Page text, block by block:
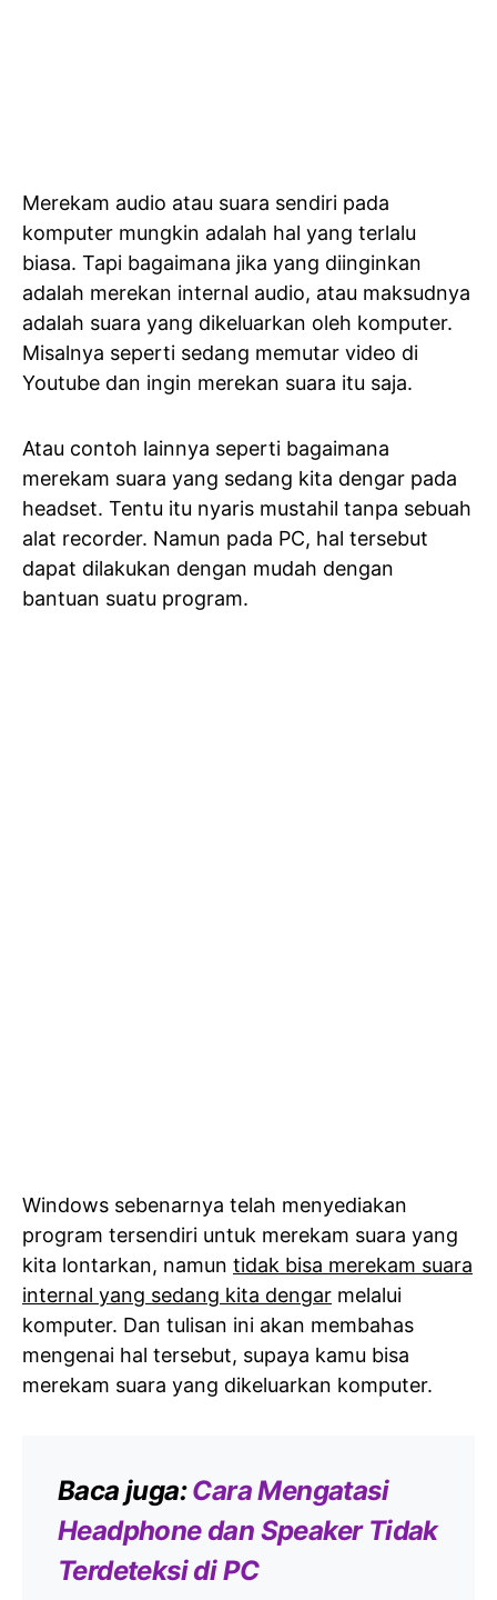
Merekam audio atau suara sendiri pada
komputer mungkin adalah hal yang terlalu
biasa. Tapi bagaimana jika yang diinginkan
adalah merekan internal audio, atau maksudnya
adalah suara yang dikeluarkan oleh komputer.
Misalnya seperti sedang memutar video di
Youtube dan ingin merekan suara itu saja.
Atau contoh lainnya seperti bagaimana
merekam suara yang sedang kita dengar pada
headset. Tentu itu nyaris mustahil tanpa sebuah
alat recorder. Namun pada PC, hal tersebut
dapat dilakukan dengan mudah dengan
bantuan suatu program.
Windows sebenarnya telah menyediakan
program tersendiri untuk merekam suara yang
kita lontarkan, namun tidak bisa merekam suara
internal yang sedang kita dengar melalui
komputer. Dan tulisan ini akan membahas
mengenai hal tersebut, supaya kamu bisa
merekam suara yang dikeluarkan komputer.
Baca juga:Cara Mengatasi
Headphone dan Speaker Tidak
Terdeteksi di PC